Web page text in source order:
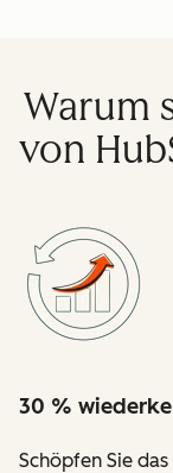
Warum
von
30 %
Schöpfen Sie